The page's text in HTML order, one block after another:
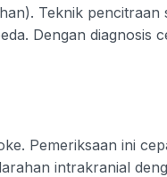
Teknik pencitraan
Dengan diagnosis
Pemeriksaan ini
intrakranial